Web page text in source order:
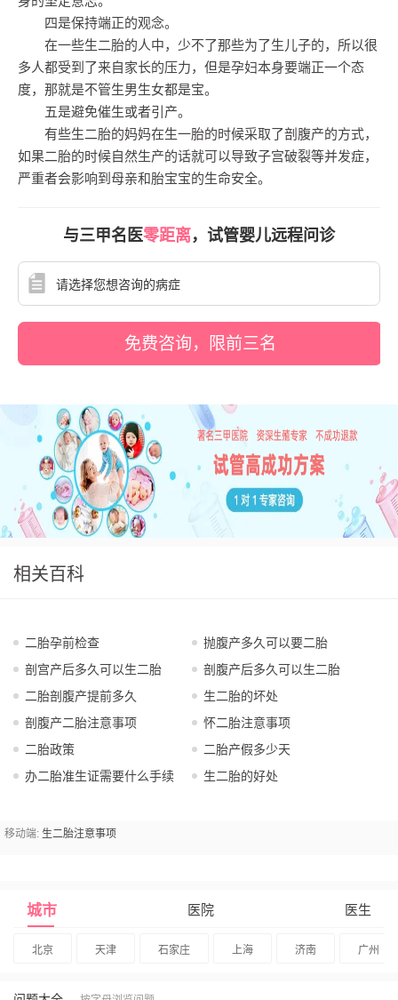
四是保持端正的观念。
在一些生二胎的人中，少不了那些为了生儿子的，所以很
多人都受到了来自家长的压力，但是孕妇本身要端正一个态
度，那就是不管生男生女都是宝。
五是避免催生或者引产。
有些生二胎的妈妈在生一胎的时候采取了剖腹产的方式，
如果二胎的时候自然生产的话就可以导致子宫破裂等并发症，
严重者会影响到母亲和胎宝宝的生命安全。
与三甲名医零距离，试管婴儿远程问诊
免费咨询，限前三名
相关百科
二胎孕前检查
抛腹产多久可以要二胎
剖宫产后多久可以生二胎
剖腹产后多久可以生二胎
二胎剖腹产提前多久
生二胎的坏处
剖腹产二胎注意事项
怀二胎注意事项
二胎政策
二胎产假多少天
办二胎准生证需要什么手续
生二胎的好处
移动端: 生二胎注意事项
城市 医院 医生
北京 天津 石家庄 上海 济南 广州